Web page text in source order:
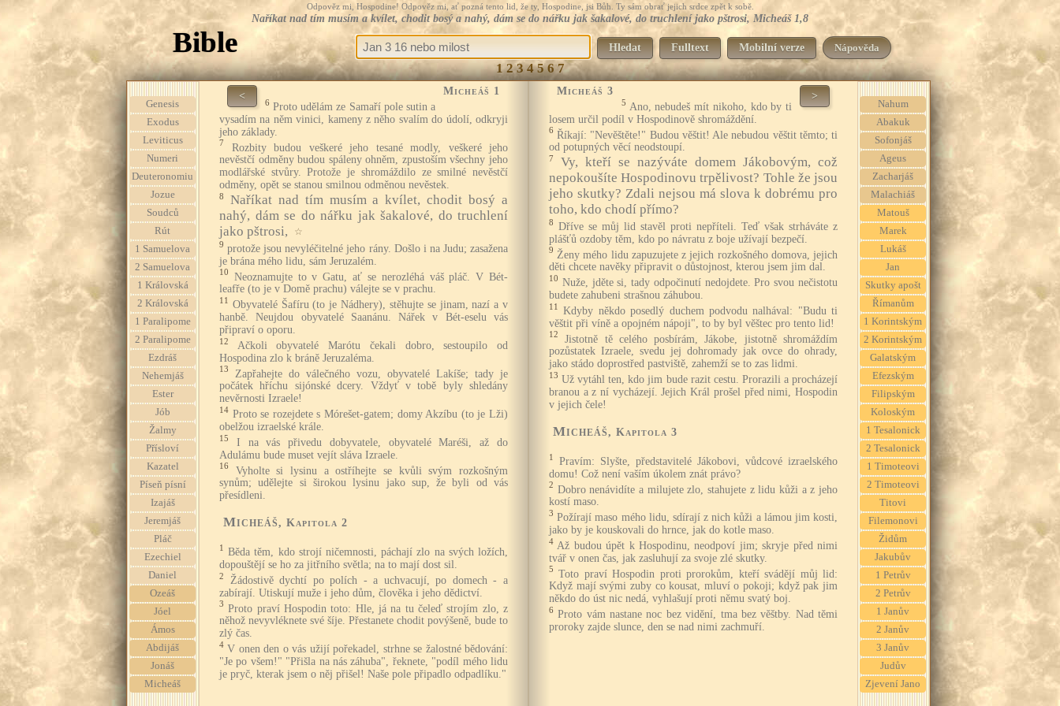
Odpověz mi, Hospodine! Odpověz mi, ať pozná tento lid, že ty, Hospodine, jsi Bůh. Ty sám obrať jejich srdce zpět k sobě.
Naříkat nad tím musím a kvílet, chodit bosý a nahý, dám se do nářku jak šakalové, do truchlení jako pštrosi, Micheáš 1,8
Bible Hledat Fulltext Mobilní verze Nápověda
1 2 3 4 5 6 7
Genesis
Exodus
Leviticus
Numeri
Deuteronomiu
Jozue
Soudců
Rút
1 Samuelova
2 Samuelova
1 Královská
2 Královská
1 Paralipome
2 Paralipome
Ezdráš
Nehemjáš
Ester
Jób
Žalmy
Přísloví
Kazatel
Píseň písní
Izajáš
Jeremjáš
Pláč
Ezechiel
Daniel
Ozeáš
Jóel
Ámos
Abdijáš
Jonáš
Micheáš
< Micheáš 1
6 Proto udělám ze Samaří pole sutin a
vysadím na něm vinici, kameny z něho svalím do údolí, odkryji
jeho základy.
7
Rozbity budou veškeré jeho tesané modly, veškeré jeho
nevěstčí odměny budou spáleny ohněm, zpustoším všechny jeho
modlářské stvůry. Protože je shromáždilo ze smilné nevěstčí
odměny, opět se stanou smilnou odměnou nevěstek.
8
Naříkat nad tím musím a kvílet, chodit bosý a
nahý, dám se do nářku jak šakalové, do truchlení
jako pštrosi,
☆
9 protože jsou nevyléčitelné jeho rány. Došlo i na Judu; zasažena
je brána mého lidu, sám Jeruzalém.
10
Neoznamujte to v Gatu, ať se nerozléhá váš pláč. V Bét-
leafře (to je v Domě prachu) válejte se v prachu.
11
Obyvatelé Šafíru (to je Nádhery), stěhujte se jinam, nazí a v
hanbě. Neujdou obyvatelé Saanánu. Nářek v Bét-eselu vás
připraví o oporu.
12
Ačkoli obyvatelé Marótu čekali dobro, sestoupilo od
Hospodina zlo k bráně Jeruzaléma.
13
Zapřahejte do válečného vozu, obyvatelé Lakíše; tady je
počátek hříchu sijónské dcery. Vždyť v tobě byly shledány
nevěrnosti Izraele!
14 Proto se rozejdete s Mórešet-gatem; domy Akzíbu (to je Lži)
obelžou izraelské krále.
15
I na vás přivedu dobyvatele, obyvatelé Maréši, až do
Adulámu bude muset vejít sláva Izraele.
16
Vyholte si lysinu a ostříhejte se kvůli svým rozkošným
synům; udělejte si širokou lysinu jako sup, že byli od vás
přesídleni.
Micheáš, Kapitola 2
1
Běda těm, kdo strojí ničemnosti, páchají zlo na svých ložích,
dopouštějí se ho za jitřního světla; na to mají dost sil.
2
Žádostivě dychtí po polích - a uchvacují, po domech - a
zabírají. Utiskují muže i jeho dům, člověka i jeho dědictví.
3 Proto praví Hospodin toto: Hle, já na tu čeleď strojím zlo, z
něhož nevyvléknete své šíje. Přestanete chodit povýšeně, bude to
zlý čas.
4 V onen den o vás užijí pořekadel, strhne se žalostné bědování:
"Je po všem!" "Přišla na nás záhuba", řeknete, "podíl mého lidu
je pryč, kterak jsem o něj přišel! Naše pole připadlo odpadlíku."
Micheáš 3 >
5 Ano, nebudeš mít nikoho, kdo by ti
losem určil podíl v Hospodinově shromáždění.
6 Říkají: "Nevěštěte!" Budou věštit! Ale nebudou věštit těmto; ti
od potupných věcí neodstoupí.
7
Vy, kteří se nazýváte domem Jákobovým, což
nepokoušíte Hospodinovu trpělivost? Tohle že jsou
jeho skutky? Zdali nejsou má slova k dobrému pro
toho, kdo chodí přímo?
8 Dříve se můj lid stavěl proti nepříteli. Teď však strháváte z
plášťů ozdoby těm, kdo po návratu z boje užívají bezpečí.
9 Ženy mého lidu zapuzujete z jejich rozkošného domova, jejich
děti chcete navěky připravit o důstojnost, kterou jsem jim dal.
10 Nuže, jděte si, tady odpočinutí nedojdete. Pro svou nečistotu
budete zahubeni strašnou záhubou.
11
Kdyby někdo posedlý duchem podvodu nalhával: "Budu ti
věštit při víně a opojném nápoji", to by byl věštec pro tento lid!
12
Jistotně tě celého posbírám, Jákobe, jistotně shromáždím
pozůstatek Izraele, svedu jej dohromady jak ovce do ohrady,
jako stádo doprostřed pastviště, zahemží se to zas lidmi.
13 Už vytáhl ten, kdo jim bude razit cestu. Prorazili a procházejí
branou a z ní vycházejí. Jejich Král prošel před nimi, Hospodin
v jejich čele!
Micheáš, Kapitola 3
1
Pravím: Slyšte, představitelé Jákobovi, vůdcové izraelského
domu! Což není vaším úkolem znát právo?
2 Dobro nenávidíte a milujete zlo, stahujete z lidu kůži a z jeho
kostí maso.
3 Požírají maso mého lidu, sdírají z nich kůži a lámou jim kosti,
jako by je kouskovali do hrnce, jak do kotle maso.
4 Až budou úpět k Hospodinu, neodpoví jim; skryje před nimi
tvář v onen čas, jak zasluhují za svoje zlé skutky.
5
Toto praví Hospodin proti prorokům, kteří svádějí můj lid:
Když mají svými zuby co kousat, mluví o pokoji; když pak jim
někdo do úst nic nedá, vyhlašují proti němu svatý boj.
6 Proto vám nastane noc bez vidění, tma bez věštby. Nad těmi
proroky zajde slunce, den se nad nimi zachmuří.
Nahum
Abakuk
Sofonjáš
Ageus
Zacharjáš
Malachiáš
Matouš
Marek
Lukáš
Jan
Skutky apošt
Římanům
1 Korintským
2 Korintským
Galatským
Efezským
Filipským
Koloským
1 Tesalonick
2 Tesalonick
1 Timoteovi
2 Timoteovi
Titovi
Filemonovi
Židům
Jakubův
1 Petrův
2 Petrův
1 Janův
2 Janův
3 Janův
Judův
Zjevení Jano